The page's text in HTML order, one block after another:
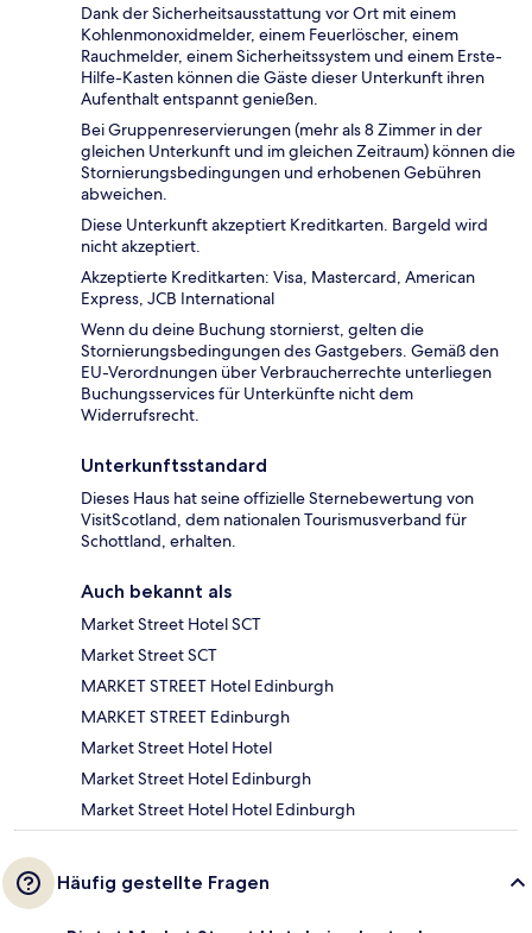
Dank der Sicherheitsausstattung vor Ort mit einem
Kohlenmonoxidmelder, einem Feuerlöscher, einem
Rauchmelder, einem Sicherheitssystem und einem Erste-
Hilfe-Kasten können die Gäste dieser Unterkunft ihren
Aufenthalt entspannt genießen.
Bei Gruppenreservierungen (mehr als 8 Zimmer in der
gleichen Unterkunft und im gleichen Zeitraum) können die
Stornierungsbedingungen und erhobenen Gebühren
abweichen.
Diese Unterkunft akzeptiert Kreditkarten. Bargeld wird
nicht akzeptiert.
Akzeptierte Kreditkarten: Visa, Mastercard, American
Express, JCB International
Wenn du deine Buchung stornierst, gelten die
Stornierungsbedingungen des Gastgebers. Gemäß den
EU-Verordnungen über Verbraucherrechte unterliegen
Buchungsservices für Unterkünfte nicht dem
Widerrufsrecht.
Unterkunftsstandard
Dieses Haus hat seine offizielle Sternebewertung von
VisitScotland, dem nationalen Tourismusverband für
Schottland, erhalten.
Auch bekannt als
Market Street Hotel SCT
Market Street SCT
MARKET STREET Hotel Edinburgh
MARKET STREET Edinburgh
Market Street Hotel Hotel
Market Street Hotel Edinburgh
Market Street Hotel Hotel Edinburgh
Häufig gestellte Fragen